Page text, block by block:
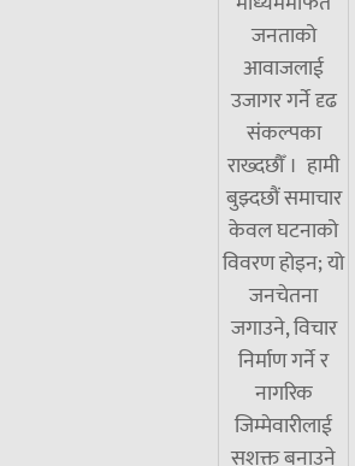
जनताको
आवाजलाई
उजागर गर्ने दृढ
संकल्पका
राख्दछौँ । हामी
बुझ्दछौं समाचार
केवल घटनाको
विवरण होइन; यो
जनचेतना
जगाउने, विचार
निर्माण गर्ने र
नागरिक
जिम्मेवारीलाई
सशक्त बनाउने